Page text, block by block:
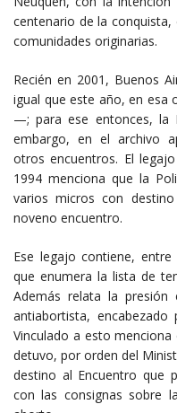
centenario de la
comunidades originarias.
Recién en 2001, Buenos
igual que este año, en esa
—; para ese entonces, la
embargo, en el archivo
otros encuentros. El
1994 menciona que la
varios micros con
noveno encuentro.
Ese legajo contiene,
que enumera la lista de
Además relata la presión
antiabortista,
Vinculado a esto
detuvo, por orden del
destino al Encuentro que
con las consignas sobre